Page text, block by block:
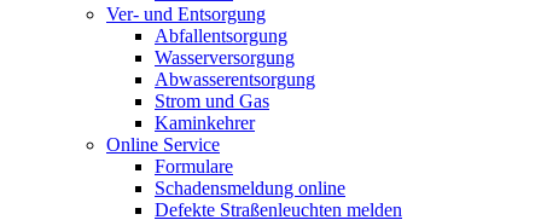
Ver- und Entsorgung
Abfallentsorgung
Wasserversorgung
Abwasserentsorgung
Strom und Gas
Kaminkehrer
Online Service
Formulare
Schadensmeldung online
Defekte Straßenleuchten melden